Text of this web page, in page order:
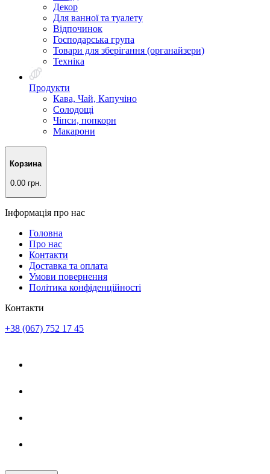
Декор
Для ванної та туалету
Відпочинок
Господарська група
Товари для зберігання (органайзери)
Техніка
Продукти
Кава, Чай, Капучіно
Солодощі
Чіпси, попкорн
Макарони
Корзина
0.00 грн.
Інформація про нас
Головна
Про нас
Контакти
Доставка та оплата
Умови повернення
Політика конфіденційності
Контакти
+38 (067) 752 17 45